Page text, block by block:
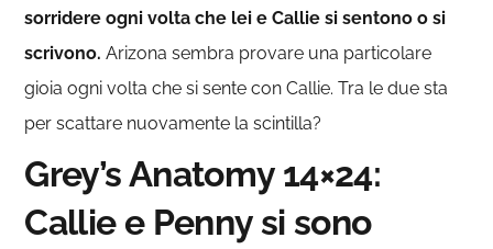
sorridere ogni volta che lei e Callie si sentono o si
scrivono. Arizona sembra provare una particolare
gioia ogni volta che si sente con Callie. Tra le due sta
per scattare nuovamente la scintilla?
Grey’s Anatomy 14×24:
Callie e Penny si sono